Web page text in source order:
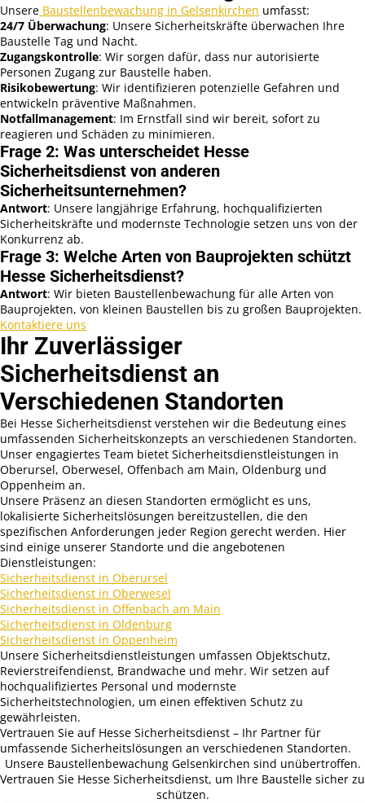
Unsere Baustellenbewachung in Gelsenkirchen umfasst:
24/7 Überwachung: Unsere Sicherheitskräfte überwachen Ihre
Baustelle Tag und Nacht.
Zugangskontrolle: Wir sorgen dafür, dass nur autorisierte
Personen Zugang zur Baustelle haben.
Risikobewertung: Wir identifizieren potenzielle Gefahren und
entwickeln präventive Maßnahmen.
Notfallmanagement: Im Ernstfall sind wir bereit, sofort zu
reagieren und Schäden zu minimieren.
Frage 2: Was unterscheidet Hesse
Sicherheitsdienst von anderen
Sicherheitsunternehmen?
Antwort: Unsere langjährige Erfahrung, hochqualifizierten
Sicherheitskräfte und modernste Technologie setzen uns von der
Konkurrenz ab.
Frage 3: Welche Arten von Bauprojekten schützt
Hesse Sicherheitsdienst?
Antwort: Wir bieten Baustellenbewachung für alle Arten von
Bauprojekten, von kleinen Baustellen bis zu großen Bauprojekten.
Kontaktiere uns
Ihr Zuverlässiger
Sicherheitsdienst an
Verschiedenen Standorten
Bei Hesse Sicherheitsdienst verstehen wir die Bedeutung eines
umfassenden Sicherheitskonzepts an verschiedenen Standorten.
Unser engagiertes Team bietet Sicherheitsdienstleistungen in
Oberursel, Oberwesel, Offenbach am Main, Oldenburg und
Oppenheim an.
Unsere Präsenz an diesen Standorten ermöglicht es uns,
lokalisierte Sicherheitslösungen bereitzustellen, die den
spezifischen Anforderungen jeder Region gerecht werden. Hier
sind einige unserer Standorte und die angebotenen
Dienstleistungen:
Sicherheitsdienst in Oberursel
Sicherheitsdienst in Oberwesel
Sicherheitsdienst in Offenbach am Main
Sicherheitsdienst in Oldenburg
Sicherheitsdienst in Oppenheim
Unsere Sicherheitsdienstleistungen umfassen Objektschutz,
Revierstreifendienst, Brandwache und mehr. Wir setzen auf
hochqualifiziertes Personal und modernste
Sicherheitstechnologien, um einen effektiven Schutz zu
gewährleisten.
Vertrauen Sie auf Hesse Sicherheitsdienst – Ihr Partner für
umfassende Sicherheitslösungen an verschiedenen Standorten.
Unsere Baustellenbewachung Gelsenkirchen sind unübertroffen.
Vertrauen Sie Hesse Sicherheitsdienst, um Ihre Baustelle sicher zu
schützen.